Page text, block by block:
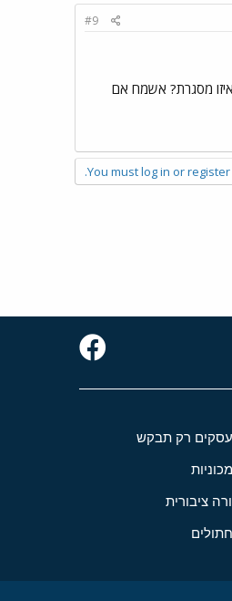
#9
מסגרת? אשמח אם
You must log in or
רק תבקש
מכוניות
ציבורית
חתולים